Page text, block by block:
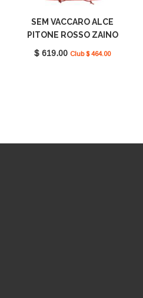
SEM VACCARO ALCE
PITONE ROSSO ZAINO
$ 619.00 Club $ 464.00